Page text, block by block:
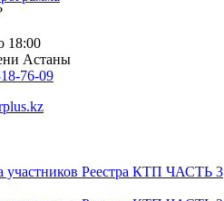
18:00
Астаны
76-09
участников Реестра КТП ЧАСТЬ 3